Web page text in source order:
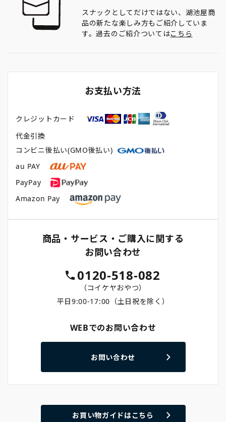
スナックとしてだけではない、湖池屋商
品の新たな楽しみ方もご紹介していま
す。過去のご紹介ついてはこちら
お支払い方法
クレジットカード
代金引換
コンビニ後払い(GMO後払い)
au PAY
PayPay
Amazon Pay
商品・サービス・ご購入に関する
お問い合わせ
0120-518-082
（コイケヤおやつ）
平日9:00-17:00（土日祝を除く）
WEBでのお問い合わせ
お問い合わせ
お買い物ガイドはこちら